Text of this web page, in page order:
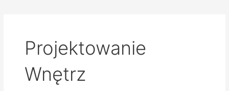
Projektowanie
Wnętrz